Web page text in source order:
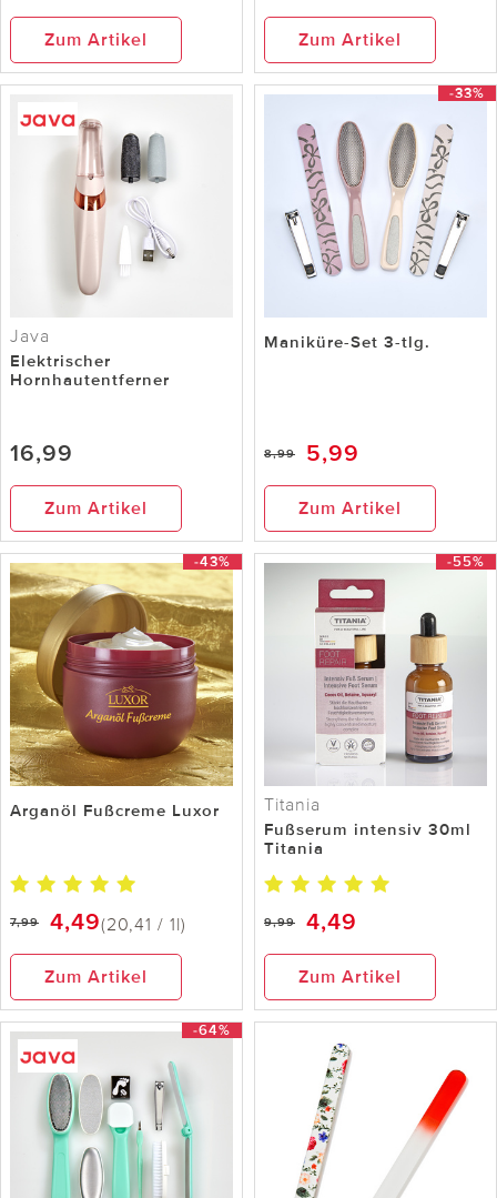
Zum Artikel Zum Artikel
Java
Elektrischer
Hornhautentferner
16,99
Zum Artikel
-33%
Maniküre-Set 3-tlg.
8,99 5,99
Zum Artikel
-43%
Arganöl Fußcreme Luxor
7,99 4,49(20,41 / 1l)
Zum Artikel
-55%
Titania
Fußserum intensiv 30ml
Titania
9,99 4,49
Zum Artikel
-64%